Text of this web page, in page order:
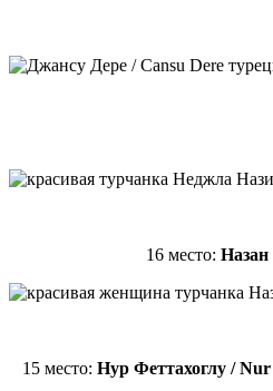
16 место: Назан
15 место: Нур Феттахоглу /